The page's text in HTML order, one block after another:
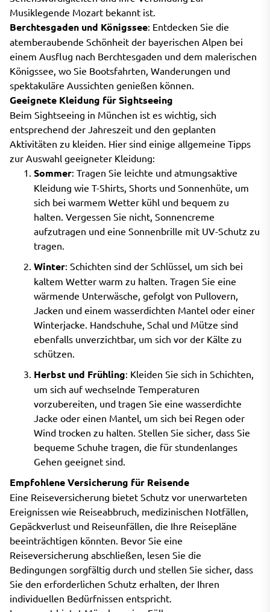
Musiklegende Mozart bekannt ist.
Berchtesgaden und Königssee: Entdecken Sie die
atemberaubende Schönheit der bayerischen Alpen bei
einem Ausflug nach Berchtesgaden und dem malerischen
Königssee, wo Sie Bootsfahrten, Wanderungen und
spektakuläre Aussichten genießen können.
Geeignete Kleidung für Sightseeing
Beim Sightseeing in München ist es wichtig, sich
entsprechend der Jahreszeit und den geplanten
Aktivitäten zu kleiden. Hier sind einige allgemeine Tipps
zur Auswahl geeigneter Kleidung:
Sommer: Tragen Sie leichte und atmungsaktive
Kleidung wie T-Shirts, Shorts und Sonnenhüte, um
sich bei warmem Wetter kühl und bequem zu
halten. Vergessen Sie nicht, Sonnencreme
aufzutragen und eine Sonnenbrille mit UV-Schutz zu
tragen.
Winter: Schichten sind der Schlüssel, um sich bei
kaltem Wetter warm zu halten. Tragen Sie eine
wärmende Unterwäsche, gefolgt von Pullovern,
Jacken und einem wasserdichten Mantel oder einer
Winterjacke. Handschuhe, Schal und Mütze sind
ebenfalls unverzichtbar, um sich vor der Kälte zu
schützen.
Herbst und Frühling: Kleiden Sie sich in Schichten,
um sich auf wechselnde Temperaturen
vorzubereiten, und tragen Sie eine wasserdichte
Jacke oder einen Mantel, um sich bei Regen oder
Wind trocken zu halten. Stellen Sie sicher, dass Sie
bequeme Schuhe tragen, die für stundenlanges
Gehen geeignet sind.
Empfohlene Versicherung für Reisende
Eine Reiseversicherung bietet Schutz vor unerwarteten
Ereignissen wie Reiseabbruch, medizinischen Notfällen,
Gepäckverlust und Reiseunfällen, die Ihre Reisepläne
beeinträchtigen könnten. Bevor Sie eine
Reiseversicherung abschließen, lesen Sie die
Bedingungen sorgfältig durch und stellen Sie sicher, dass
Sie den erforderlichen Schutz erhalten, der Ihren
individuellen Bedürfnissen entspricht.